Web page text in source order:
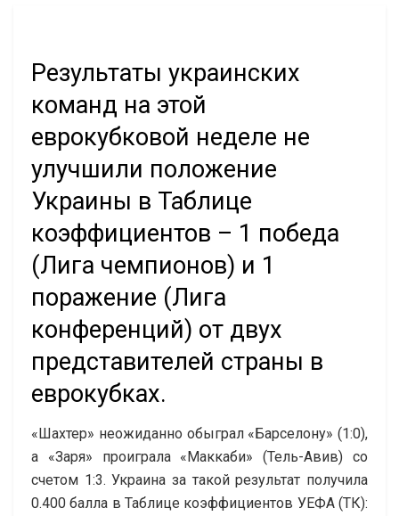
Результаты украинских
команд на этой
еврокубковой неделе не
улучшили положение
Украины в Таблице
коэффициентов – 1 победа
(Лига чемпионов) и 1
поражение (Лига
конференций) от двух
представителей страны в
еврокубках.
«Шахтер» неожиданно обыграл «Барселону» (1:0),
а «Заря» проиграла «Маккаби» (Тель-Авив) со
счетом 1:3. Украина за такой результат получила
0.400 балла в Таблице коэффициентов УЕФА (ТК):